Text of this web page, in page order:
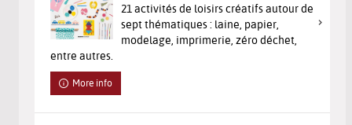
21 activités de loisirs créatifs autour de
sept thématiques : laine, papier,
modelage, imprimerie, zéro déchet,
entre autres.
More info